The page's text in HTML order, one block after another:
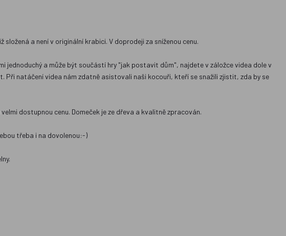
a není v originální krabici. V doprodeji za sníženou cenu.
jednoduchý a může být součástí hry "jak postavit dům", najdete v záložce videa dole v
natáčení videa nám zdatně asistovali naši kocouři, kteří se snažili zjistit, zda by se
dostupnou cenu. Domeček je ze dřeva a kvalitně zpracován.
třeba i na dovolenou:-)